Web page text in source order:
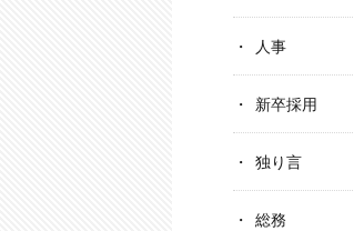
人事
新卒採用
独り言
総務